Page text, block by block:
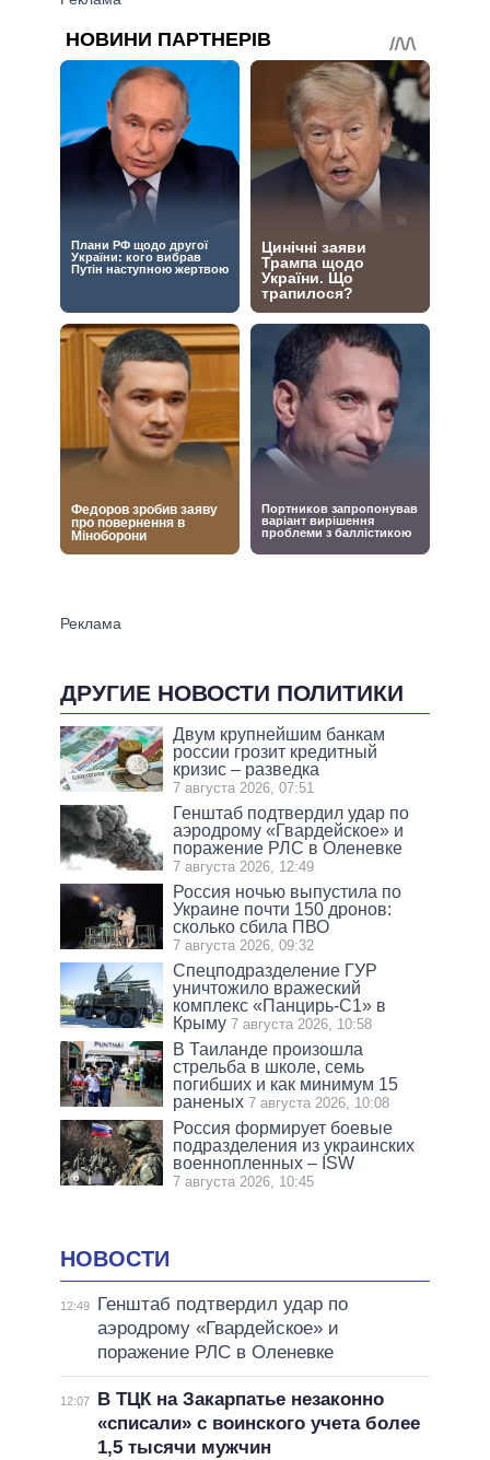
ДРУГИЕ НОВОСТИ ПОЛИТИКИ
Двум крупнейшим банкам
россии грозит кредитный
кризис – разведка
7 августа 2026, 07:51
Генштаб подтвердил удар по
аэродрому «Гвардейское» и
поражение РЛС в Оленевке
7 августа 2026, 12:49
Россия ночью выпустила по
Украине почти 150 дронов:
сколько сбила ПВО
7 августа 2026, 09:32
Спецподразделение ГУР
уничтожило вражеский
комплекс «Панцирь-С1» в
Крыму 7 августа 2026, 10:58
В Таиланде произошла
стрельба в школе, семь
погибших и как минимум 15
раненых 7 августа 2026, 10:08
Россия формирует боевые
подразделения из украинских
военнопленных – ISW
7 августа 2026, 10:45
НОВОСТИ
12:49
Генштаб подтвердил удар по
аэродрому «Гвардейское» и
поражение РЛС в Оленевке
12:07
В ТЦК на Закарпатье незаконно
«списали» с воинского учета более
1,5 тысячи мужчин